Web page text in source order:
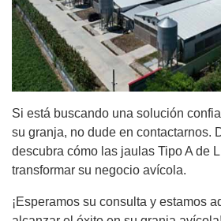
Si está buscando una solución
su granja, no dude en contactarnos.
descubra cómo las jaulas Tipo A de
transformar su negocio avícola.
¡Esperamos su consulta y estamos